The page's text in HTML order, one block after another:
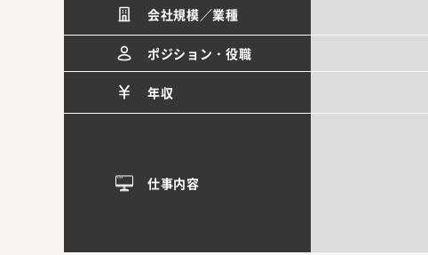
会社規模／業種
ポジション・役職
年収
仕事内容